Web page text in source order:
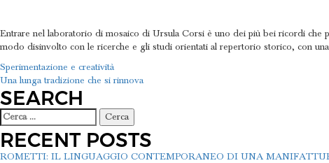
Entrare nel laboratorio di mosaico di Ursula Corsi è uno dei più bei ricordi che
modo disinvolto con le ricerche e gli studi orientati al repertorio storico, con
NAVIGAZIONE
ARTICOLI
Sperimentazione e creatività
Una lunga tradizione che si rinnova
SEARCH
Ricerca
per:
RECENT POSTS
ROMETTI: IL LINGUAGGIO CONTEMPORANEO DI UNA